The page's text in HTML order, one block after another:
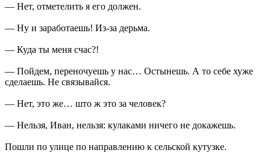
— Нет, отметелить я его должен.
— Ну и заработаешь! Из-за дерьма.
— Куда ты меня счас?!
— Пойдем, переночуешь у нас… Остынешь. А то себе хуже
сделаешь. Не связывайся.
— Нет, это же… што ж это за человек?
— Нельзя, Иван, нельзя: кулаками ничего не докажешь.
Пошли по улице по направлению к сельской кутузке.